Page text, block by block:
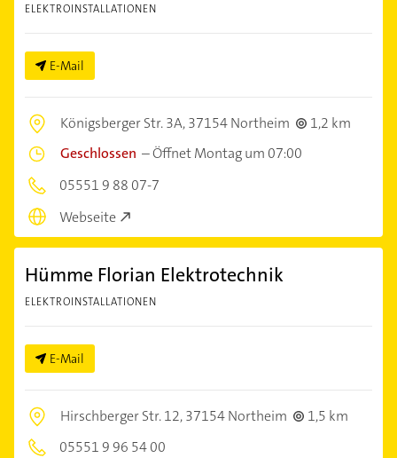
ELEKTROINSTALLATIONEN
E-Mail
Königsberger Str. 3A,37154 Northeim
1,2 km
Geschlossen –Öffnet Montag um 07:00
05551 9 88 07-7
Webseite
Hümme Florian Elektrotechnik
ELEKTROINSTALLATIONEN
E-Mail
Hirschberger Str. 12,37154 Northeim
1,5 km
05551 9 96 54 00